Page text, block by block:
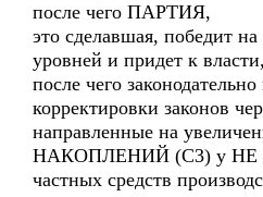
после чего ПАРТИЯ,
это сделавшая, победит
уровней и придет к власти,
после чего
корректировки законов
направленные на
НАКОПЛЕНИЙ (С3) у НЕ
частных средств